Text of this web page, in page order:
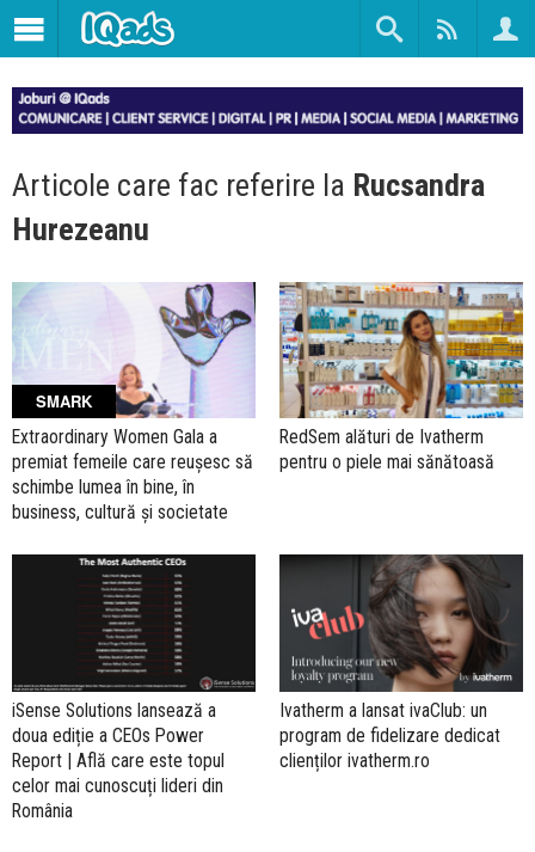
Articole care fac referire la Rucsandra
Hurezeanu
SMARK
Extraordinary Women Gala a
premiat femeile care reușesc să
schimbe lumea în bine, în
business, cultură și societate
RedSem alături de Ivatherm
pentru o piele mai sănătoasă
iSense Solutions lansează a
doua ediție a CEOs Power
Report | Află care este topul
celor mai cunoscuți lideri din
România
Ivatherm a lansat ivaClub: un
program de fidelizare dedicat
clienților ivatherm.ro